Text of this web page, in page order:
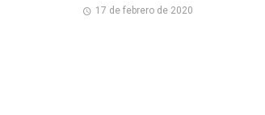
17 de febrero de 2020